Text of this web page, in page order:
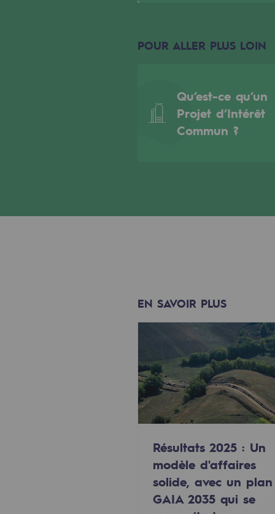
Où nous trouver
Les énergies d'avenir
Gaz renouvelables et
Nouveaux usages
Concertations CH4, H2 et CO2
Espace pédagogique
Espace pédagogique
2050 : un monde d’énergies
Objectif Hydrogène
CCUS Objectif Zéro CO2
Objectif Biométhane
POUR ALLER PLUS LOIN
Qu’est-ce qu’un
Projet d’Intérêt
Commun ?
EN SAVOIR PLUS
Résultats 2025 : Un
modèle d'affaires
solide, avec un plan
GAIA 2035 qui se